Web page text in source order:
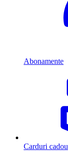
Abonamente
Carduri cadou